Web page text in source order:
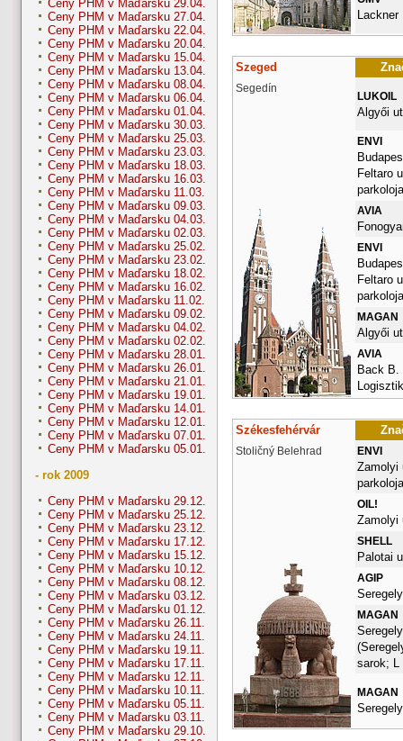
Ceny PHM v Maďarsku 29.04.
Ceny PHM v Maďarsku 27.04.
Ceny PHM v Maďarsku 22.04.
Ceny PHM v Maďarsku 20.04.
Ceny PHM v Maďarsku 15.04.
Ceny PHM v Maďarsku 13.04.
Ceny PHM v Maďarsku 08.04.
Ceny PHM v Maďarsku 06.04.
Ceny PHM v Maďarsku 01.04.
Ceny PHM v Maďarsku 30.03.
Ceny PHM v Maďarsku 25.03.
Ceny PHM v Maďarsku 23.03.
Ceny PHM v Maďarsku 18.03.
Ceny PHM v Maďarsku 16.03.
Ceny PHM v Maďarsku 11.03.
Ceny PHM v Maďarsku 09.03.
Ceny PHM v Maďarsku 04.03.
Ceny PHM v Maďarsku 02.03.
Ceny PHM v Maďarsku 25.02.
Ceny PHM v Maďarsku 23.02.
Ceny PHM v Maďarsku 18.02.
Ceny PHM v Maďarsku 16.02.
Ceny PHM v Maďarsku 11.02.
Ceny PHM v Maďarsku 09.02.
Ceny PHM v Maďarsku 04.02.
Ceny PHM v Maďarsku 02.02.
Ceny PHM v Maďarsku 28.01.
Ceny PHM v Maďarsku 26.01.
Ceny PHM v Maďarsku 21.01.
Ceny PHM v Maďarsku 19.01.
Ceny PHM v Maďarsku 14.01.
Ceny PHM v Maďarsku 12.01.
Ceny PHM v Maďarsku 07.01.
Ceny PHM v Maďarsku 05.01.
- rok 2009
Ceny PHM v Maďarsku 29.12.
Ceny PHM v Maďarsku 25.12.
Ceny PHM v Maďarsku 23.12.
Ceny PHM v Maďarsku 17.12.
Ceny PHM v Maďarsku 15.12.
Ceny PHM v Maďarsku 10.12.
Ceny PHM v Maďarsku 08.12.
Ceny PHM v Maďarsku 03.12.
Ceny PHM v Maďarsku 01.12.
Ceny PHM v Maďarsku 26.11.
Ceny PHM v Maďarsku 24.11.
Ceny PHM v Maďarsku 19.11.
Ceny PHM v Maďarsku 17.11.
Ceny PHM v Maďarsku 12.11.
Ceny PHM v Maďarsku 10.11.
Ceny PHM v Maďarsku 05.11.
Ceny PHM v Maďarsku 03.11.
Ceny PHM v Maďarsku 29.10.
Szeged
Segedín
LUKOIL
Algyői ut
ENVI
Feltaro
AVIA
ENVI
Feltaro
MAGAN
Algyői
AVIA
Back B.
Székesfehérvár
Stoličný Belehrad ENVI
Zamolyi
OIL!
Zamolyi
SHELL
Palotai
AGIP
MAGAN
sarok; L
MAGAN